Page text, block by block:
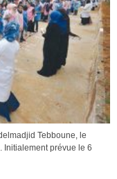
Tebboune, le
Initialement prévue le 6